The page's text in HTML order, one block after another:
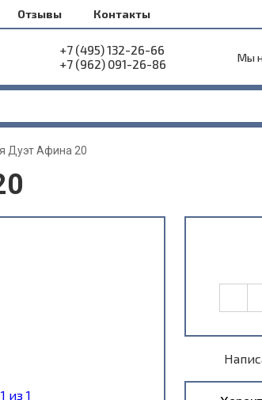
Отзывы Контакты
+7 (495) 132-26-66
+7 (962) 091-26-86
Мы
Дуэт Афина 20